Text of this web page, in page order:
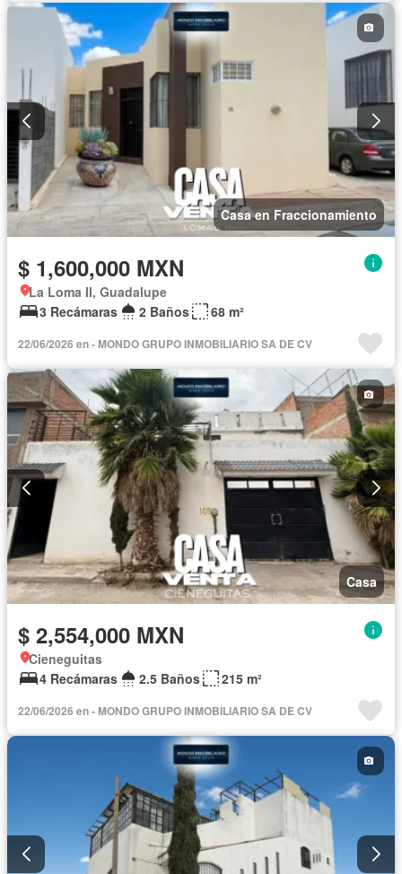
Casa en Fraccionamiento
$ 1,600,000 MXN
La Loma II, Guadalupe
3 Recámaras
2 Baños 68 m²
22/06/2026 en - MONDO GRUPO INMOBILIARIO SA DE CV
Casa
$ 2,554,000 MXN
Cieneguitas
4 Recámaras
2.5 Baños 215 m²
22/06/2026 en - MONDO GRUPO INMOBILIARIO SA DE CV